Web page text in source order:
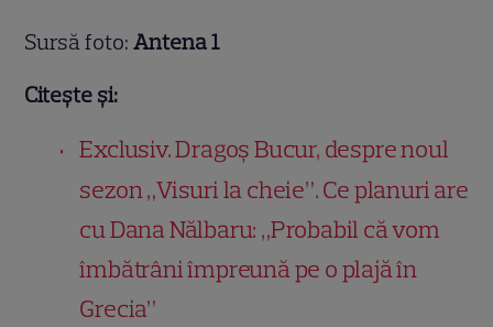
Sursă foto:Antena 1
Citește și:
Exclusiv. Dragoș Bucur, despre noul
sezon „Visuri la cheie”. Ce planuri are
cu Dana Nălbaru: „Probabil că vom
îmbătrâni împreună pe o plajă în
Grecia”